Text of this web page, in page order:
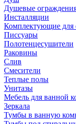
Душевые
Инсталляции
Комплектующие для
Писсуары
Полотенцесушители
Раковины
Слив
Смесители
Теплые полы
Унитазы
Мебель для ванной
Зеркала
Тумбы в ванную